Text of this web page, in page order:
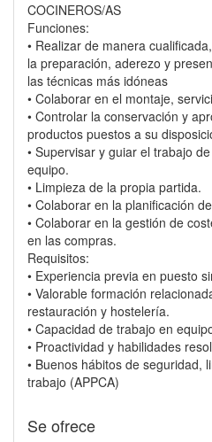
COCINEROS/AS
Funciones:
• Realizar de manera
la preparación, aderezo y
las técnicas más idóneas
• Colaborar en el montaje,
• Controlar la conservación y
productos puestos a su
• Supervisar y guiar el trabajo
equipo.
• Limpieza de la propia partida.
• Colaborar en la planificación
• Colaborar en la gestión de
en las compras.
Requisitos:
• Experiencia previa en puesto
• Valorable formación
restauración y hostelería.
• Capacidad de trabajo en
• Proactividad y habilidades
• Buenos hábitos de seguridad,
trabajo (APPCA)
Se ofrece